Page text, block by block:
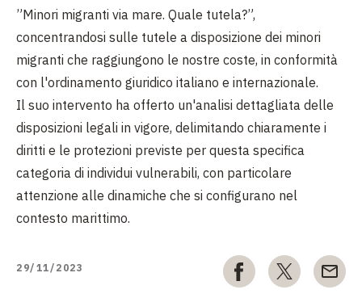
”Minori migranti via mare. Quale tutela?”,
concentrandosi sulle tutele a disposizione dei minori
migranti che raggiungono le nostre coste, in conformità
con l'ordinamento giuridico italiano e internazionale.
Il suo intervento ha offerto un'analisi dettagliata delle
disposizioni legali in vigore, delimitando chiaramente i
diritti e le protezioni previste per questa specifica
categoria di individui vulnerabili, con particolare
attenzione alle dinamiche che si configurano nel
contesto marittimo.
29/11/2023